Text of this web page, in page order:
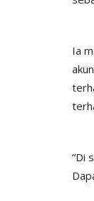
Ia
“Di
Polsek